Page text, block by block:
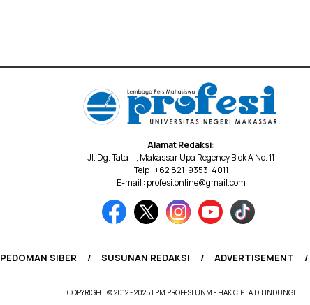
Alamat Redaksi:
Jl. Dg. Tata III, Makassar Upa Regency Blok A No. 11
Telp : +62 821-9353-4011
E-mail : profesi.online@gmail.com
PEDOMAN SIBER SUSUNAN REDAKSI ADVERTISEMENT
COPYRIGHT © 2012 - 2025 LPM PROFESI UNM - HAK CIPTA DILINDUNGI